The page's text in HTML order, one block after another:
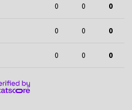
0 0 0
0 0 0
0 0 0